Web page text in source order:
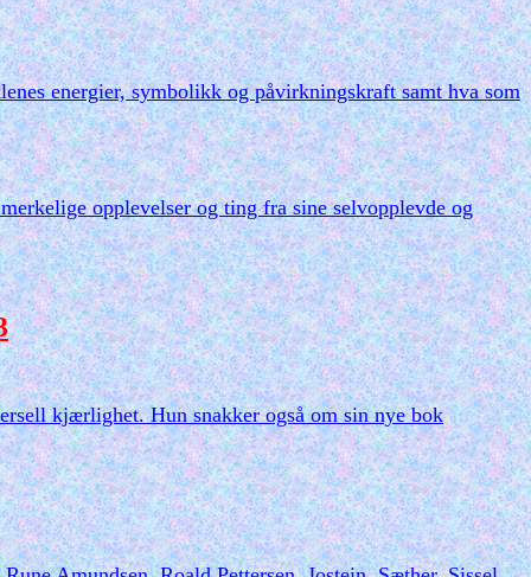
energier, symbolikk og påvirkningskraft samt hva som
opplevelser og ting fra sine selvopplevde og
kjærlighet. Hun snakker også om sin nye bok